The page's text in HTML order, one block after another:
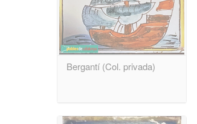
Bergantí (Col. privada)